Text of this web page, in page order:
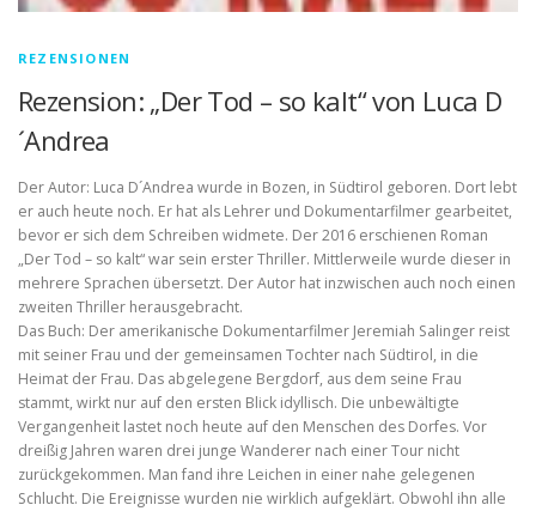
REZENSIONEN
Rezension: „Der Tod – so kalt“ von Luca D
´Andrea
Der Autor: Luca D´Andrea wurde in Bozen, in Südtirol geboren. Dort lebt
er auch heute noch. Er hat als Lehrer und Dokumentarfilmer gearbeitet,
bevor er sich dem Schreiben widmete. Der 2016 erschienen Roman
„Der Tod – so kalt“ war sein erster Thriller. Mittlerweile wurde dieser in
mehrere Sprachen übersetzt. Der Autor hat inzwischen auch noch einen
zweiten Thriller herausgebracht.
Das Buch: Der amerikanische Dokumentarfilmer Jeremiah Salinger reist
mit seiner Frau und der gemeinsamen Tochter nach Südtirol, in die
Heimat der Frau. Das abgelegene Bergdorf, aus dem seine Frau
stammt, wirkt nur auf den ersten Blick idyllisch. Die unbewältigte
Vergangenheit lastet noch heute auf den Menschen des Dorfes. Vor
dreißig Jahren waren drei junge Wanderer nach einer Tour nicht
zurückgekommen. Man fand ihre Leichen in einer nahe gelegenen
Schlucht. Die Ereignisse wurden nie wirklich aufgeklärt. Obwohl ihn alle